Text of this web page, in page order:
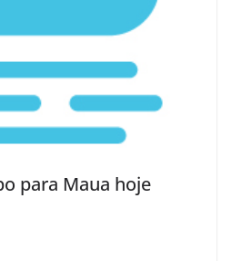
para Maua hoje